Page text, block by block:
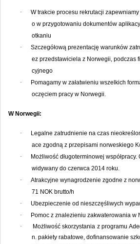
·
W trakcie procesu rekrutacji
o w przygotowaniu dokumentów
otkaniu
·
Szczegółową prezentację warunków
ez przedstawiciela z Norwegii, podczas
cyjnego
·
Pomagamy w załatwieniu wszelkich
oczęciem pracy w Norwegii.
W Norwegii:
·
Legalne zatrudnienie na czas
ace zgodną z przepisami norweskiego
·
Możliwość długoterminowej
widywany do czerwca 2014 roku.
·
Atrakcyjne wynagrodzenie zgodne z
71 NOK brutto/h
·
Ubezpieczenie od nieszczęśliwych
·
Pomoc z znalezieniu zakwaterowania w
·
Możliwość skorzystania z programu
n. pakiety rabatowe, dofinansowanie